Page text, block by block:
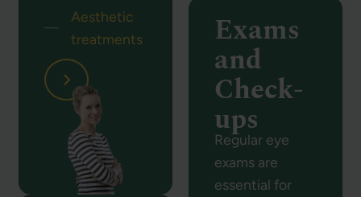
Aesthetic
treatments
Exams
and
Check-
ups
Regular eye
exams are
essential for